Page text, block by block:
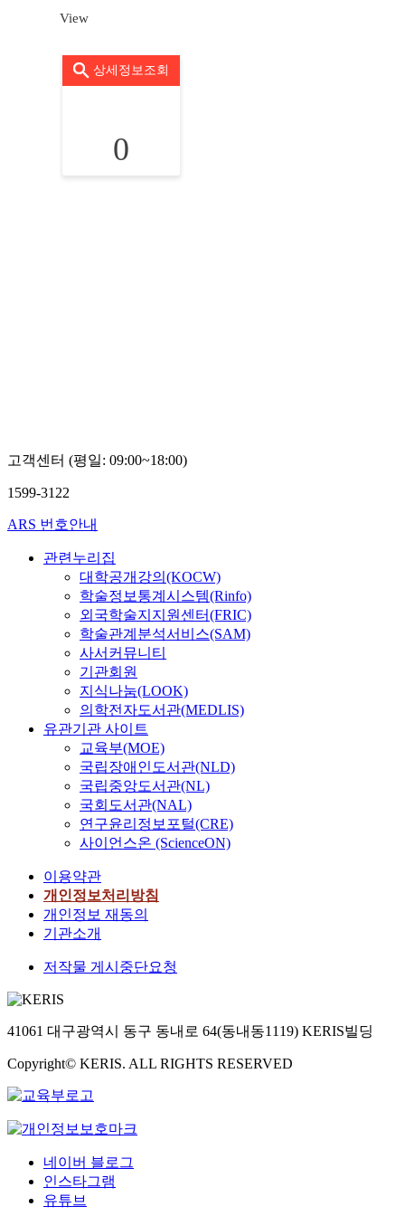
View
상세정보조회
0
고객센터 (평일: 09:00~18:00)
1599-3122
ARS 번호안내
관련누리집
대학공개강의(KOCW)
학술정보통계시스템(Rinfo)
외국학술지지원센터(FRIC)
학술관계분석서비스(SAM)
사서커뮤니티
기관회원
지식나눔(LOOK)
의학전자도서관(MEDLIS)
유관기관 사이트
교육부(MOE)
국립장애인도서관(NLD)
국립중앙도서관(NL)
국회도서관(NAL)
연구윤리정보포털(CRE)
사이언스온 (ScienceON)
이용약관
개인정보처리방침
개인정보 재동의
기관소개
저작물 게시중단요청
41061 대구광역시 동구 동내로 64(동내동1119) KERIS빌딩
Copyright© KERIS. ALL RIGHTS RESERVED
네이버 블로그
인스타그램
유튜브